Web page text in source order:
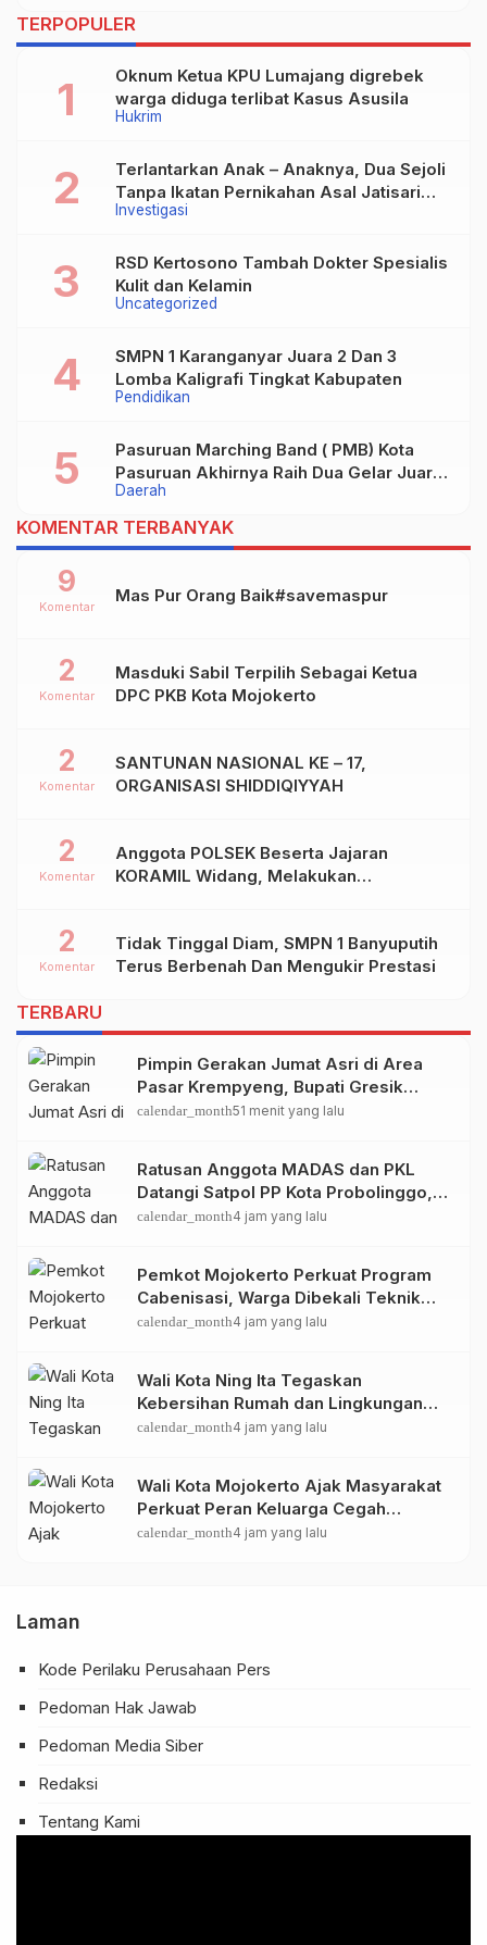
TERPOPULER
Hukrim
Oknum Ketua KPU Lumajang digrebek
warga diduga terlibat Kasus Asusila
Investigasi
Terlantarkan Anak – Anaknya, Dua Sejoli
Tanpa Ikatan Pernikahan Asal Jatisari
Kecamatan Geger Madiun dan Maospati
Uncategorized
RSD Kertosono Tambah Dokter Spesialis
Kulit dan Kelamin
Pendidikan
SMPN 1 Karanganyar Juara 2 Dan 3
Lomba Kaligrafi Tingkat Kabupaten
Daerah
Pasuruan Marching Band ( PMB) Kota
Pasuruan Akhirnya Raih Dua Gelar Juara
Dalam Kejurprov Jatim 2024
KOMENTAR TERBANYAK
Mas Pur Orang Baik#savemaspur
9
Komentar
Masduki Sabil Terpilih Sebagai Ketua
DPC PKB Kota Mojokerto
2
Komentar
SANTUNAN NASIONAL KE – 17,
ORGANISASI SHIDDIQIYYAH
2
Komentar
Anggota POLSEK Beserta Jajaran
KORAMIL Widang, Melakukan
Kab.TUBAN
2
Komentar
Tidak Tinggal Diam, SMPN 1 Banyuputih
Terus Berbenah Dan Mengukir Prestasi
2
Komentar
TERBARU
Pimpin Gerakan Jumat Asri di Area
Pasar Krempyeng, Bupati Gresik
Ingatkan Dampak Perubahan Iklim
calendar_month51 menit yang lalu
Ratusan Anggota MADAS dan PKL
Datangi Satpol PP Kota Probolinggo,
Bahas Penataan PKL
calendar_month4 jam yang lalu
Pemkot Mojokerto Perkuat Program
Cabenisasi, Warga Dibekali Teknik
Budidaya Cabai dan Peluang
calendar_month4 jam yang lalu
Wali Kota Ning Ita Tegaskan
Kebersihan Rumah dan Lingkungan
Jadi Fondasi Kota Mojokerto Sehat
calendar_month4 jam yang lalu
Wali Kota Mojokerto Ajak Masyarakat
Perkuat Peran Keluarga Cegah
Penyalahgunaan Narkoba
calendar_month4 jam yang lalu
Laman
Kode Perilaku Perusahaan Pers
Pedoman Hak Jawab
Pedoman Media Siber
Redaksi
Tentang Kami